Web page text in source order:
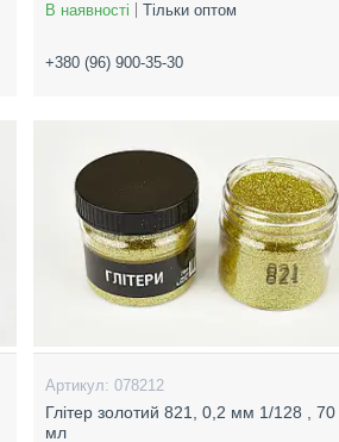
В наявності Тільки оптом
+380 (96) 900-35-30
078212
Глітер золотий 821, 0,2 мм 1/128 , 70
мл